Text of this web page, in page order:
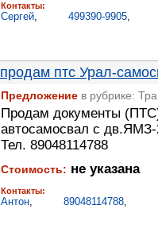
Контакты:
Сергей, 499390-9905,
продам птс Урал-
Предложение в рубрике:
Продам документы
автосамосвал с дв.ЯМЗ-
Тел. 89048114788
Стоимость: не указана
Контакты:
Антон, 89048114788,